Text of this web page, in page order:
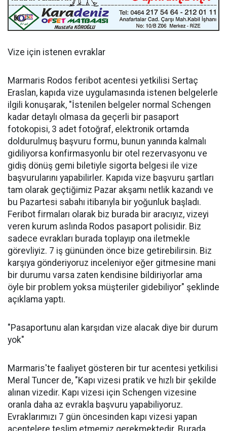
Vize için istenen evraklar
Marmaris Rodos feribot acentesi yetkilisi Sertaç
Eraslan, kapıda vize uygulamasında istenen belgelerle
ilgili konuşarak, "İstenilen belgeler normal Schengen
kadar detaylı olmasa da geçerli bir pasaport
fotokopisi, 3 adet fotoğraf, elektronik ortamda
doldurulmuş başvuru formu, bunun yanında kalmalı
gidiliyorsa konfirmasyonlu bir otel rezervasyonu ve
gidiş dönüş gemi biletiyle sigorta belgesi ile vize
başvurularını yapabilirler. Kapıda vize başvuru şartları
tam olarak geçtiğimiz Pazar akşamı netlik kazandı ve
bu Pazartesi sabahı itibarıyla bir yoğunluk başladı.
Feribot firmaları olarak biz burada bir aracıyız, vizeyi
veren kurum aslında Rodos pasaport polisidir. Biz
sadece evrakları burada toplayıp ona iletmekle
görevliyiz. 7 iş gününden önce bize getirebilirsin. Biz
karşıya gönderiyoruz inceleniyor eğer gitmesine mani
bir durumu varsa zaten kendisine bildiriyorlar ama
öyle bir problem yoksa müşteriler gidebiliyor" şeklinde
açıklama yaptı.
"Pasaportunu alan karşıdan vize alacak diye bir durum
yok"
Marmaris'te faaliyet gösteren bir tur acentesi yetkilisi
Meral Tuncer de, "Kapı vizesi pratik ve hızlı bir şekilde
alınan vizedir. Kapı vizesi için Schengen vizesine
oranla daha az evrakla başvuru yapabiliyoruz.
Evraklarımızı 7 gün öncesinden kapı vizesi yapan